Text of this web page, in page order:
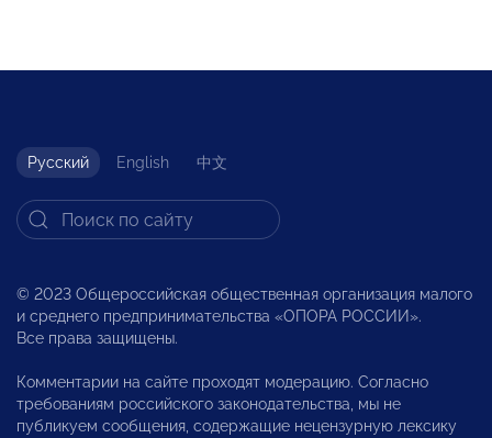
Русский English 中文
© 2023 Общероссийская общественная организация малого
и среднего предпринимательства «ОПОРА РОССИИ».
Все права защищены.
Комментарии на сайте проходят модерацию. Согласно
требованиям российского законодательства, мы не
публикуем сообщения, содержащие нецензурную лексику